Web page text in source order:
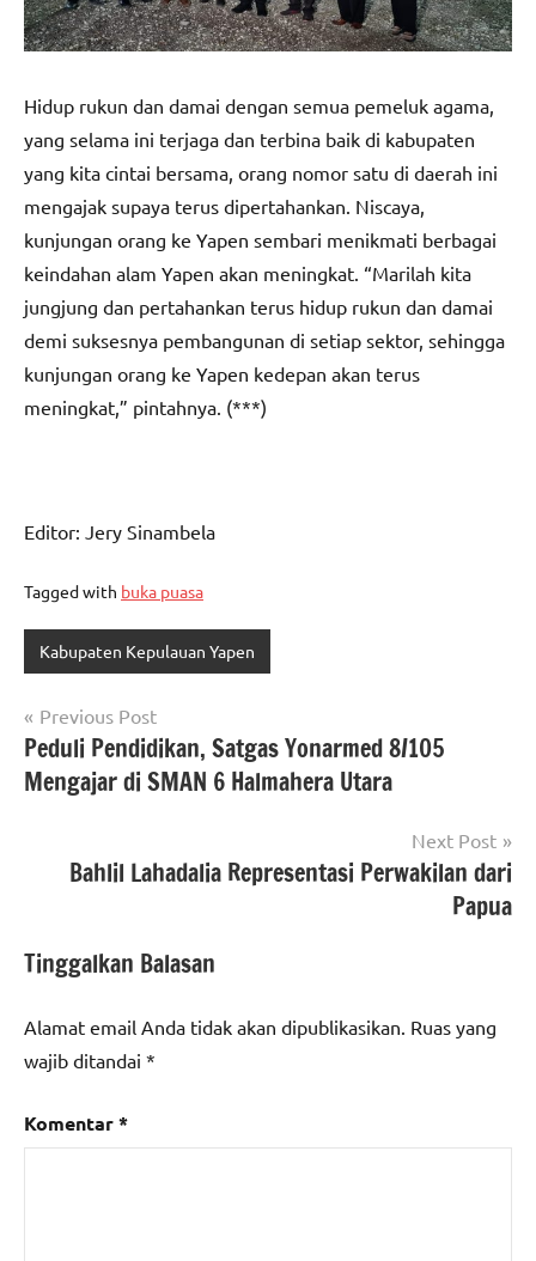
Hidup rukun dan damai dengan semua pemeluk agama,
yang selama ini terjaga dan terbina baik di kabupaten
yang kita cintai bersama, orang nomor satu di daerah ini
mengajak supaya terus dipertahankan. Niscaya,
kunjungan orang ke Yapen sembari menikmati berbagai
keindahan alam Yapen akan meningkat. “Marilah kita
jungjung dan pertahankan terus hidup rukun dan damai
demi suksesnya pembangunan di setiap sektor, sehingga
kunjungan orang ke Yapen kedepan akan terus
meningkat,” pintahnya. (***)
Editor: Jery Sinambela
Tagged with buka puasa
Kabupaten Kepulauan Yapen
Navigasi
pos
Previous Post
Peduli Pendidikan, Satgas Yonarmed 8/105
Mengajar di SMAN 6 Halmahera Utara
Next Post
Bahlil Lahadalia Representasi Perwakilan dari
Papua
Tinggalkan Balasan
Alamat email Anda tidak akan dipublikasikan. Ruas yang
wajib ditandai *
Komentar*